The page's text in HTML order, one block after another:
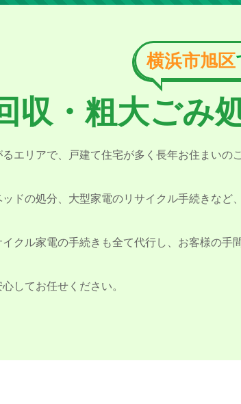
横浜市旭区
収・粗大ごみ
エリアで、戸建て住宅が多く長年お住まいの
ドの処分、大型家電のリサイクル手続きなど、
クル家電の手続きも全て代行し、お客様の手
してお任せください。